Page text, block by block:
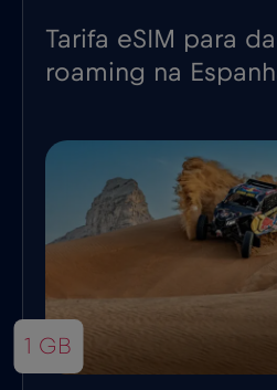
Tarifa eSIM para
roaming na
1 GB